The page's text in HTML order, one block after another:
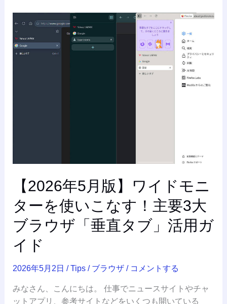
【2026年5月版】ワイドモニ
ターを使いこなす！主要3大
ブラウザ「垂直タブ」活用ガ
イド
2026年5月2日 /Tips/ ブラウザ/ コメントする
みなさん、こんにちは。 仕事でニュースサイトやチャ
ットアプリ、参考サイトなどをいくつも開いている
【2026
年
5
月
こ
な
す！
主
3
大